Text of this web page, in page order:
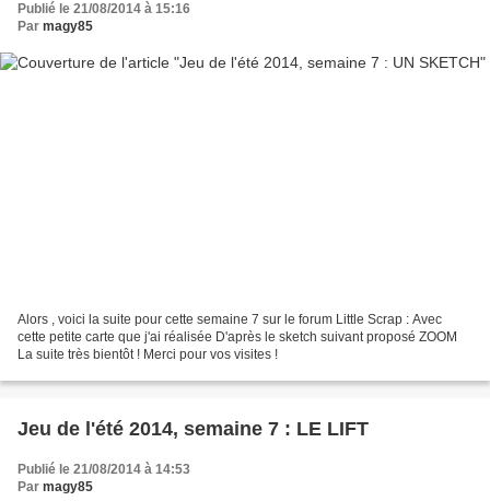
Publié le 21/08/2014 à 15:16
Par magy85
Alors , voici la suite pour cette semaine 7 sur le forum Little Scrap : Avec
cette petite carte que j'ai réalisée D'après le sketch suivant proposé ZOOM
La suite très bientôt ! Merci pour vos visites !
Jeu de l'été 2014, semaine 7 : LE LIFT
Publié le 21/08/2014 à 14:53
Par magy85